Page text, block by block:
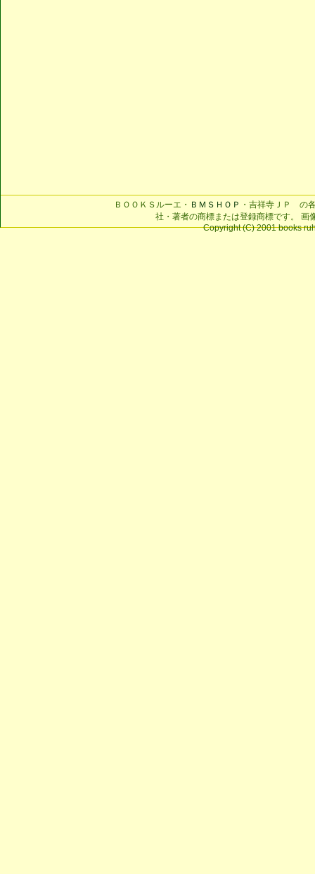
ＢＯＯＫＳルーエ・ ＢＭＳＨＯＰ ・吉祥寺ＪＰ の
社・著者の商標または登録商標です。 画
Copyright (C) 2001 books